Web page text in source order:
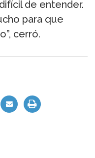
de entender.
para que
cerró.